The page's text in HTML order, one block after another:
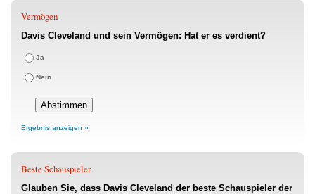
Vermögen
Davis Cleveland und sein Vermögen: Hat er es verdient?
Ja
Nein
Ergebnis anzeigen »
Beste Schauspieler
Glauben Sie, dass Davis Cleveland der beste Schauspieler der